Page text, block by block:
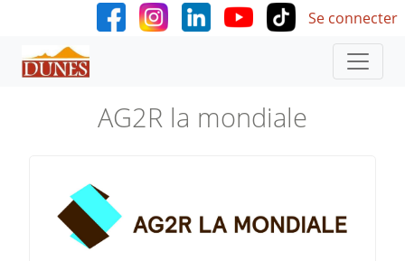
Aller au contenu principal User
Se connecter
AG2R la mondiale